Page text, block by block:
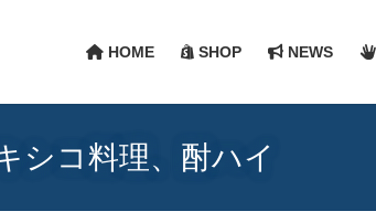
HOME SHOP NEWS
シコ料理、酎ハイ